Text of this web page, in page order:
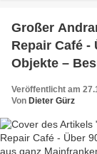
Großer
Repair Café - Über 90 reparaturbedürftige
Objekte –
Veröffentlicht am
Von Dieter Gürz